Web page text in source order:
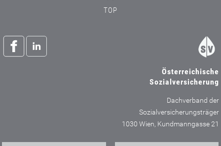
TOP
Österreichische
Sozialversicherung
Dachverband der
Sozialversicherungsträger
1030 Wien, Kundmanngasse 21